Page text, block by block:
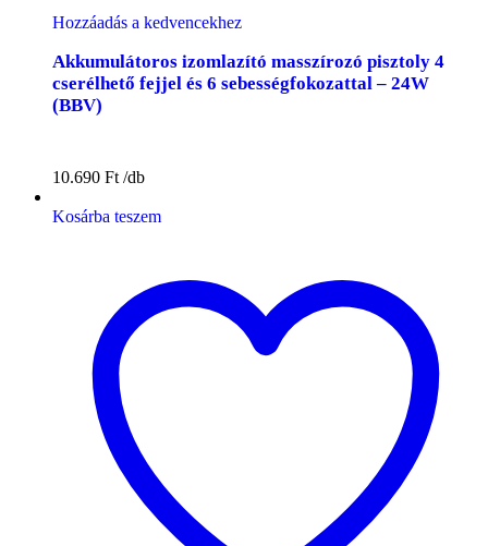
Hozzáadás a kedvencekhez
Akkumulátoros izomlazító masszírozó pisztoly 4
cserélhető fejjel és 6 sebességfokozattal – 24W
(BBV)
10.690 Ft
Kosárba teszem